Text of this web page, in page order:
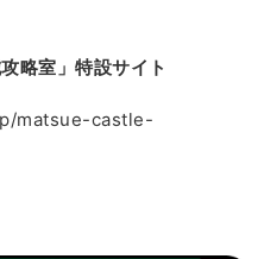
略室」特設サイト
matsue-castle-